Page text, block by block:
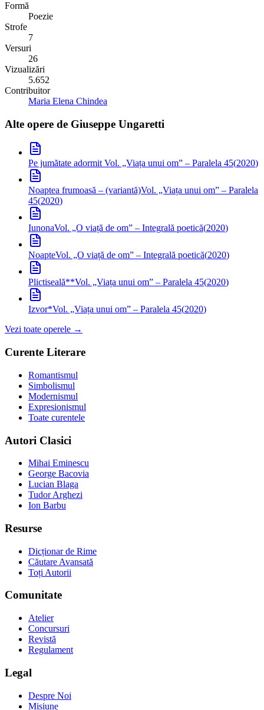
Formă
Poezie
Strofe
7
Versuri
26
Vizualizări
5.652
Contribuitor
Maria Elena Chindea
Alte opere de Giuseppe Ungaretti
Pe jumătate adormitVol. „Viața unui om” – Paralela 45(2020)
Noaptea frumoasă – (variantă)Vol. „Viața unui om” – Paralela
45(2020)
IunonaVol. „O viață de om” – Integrală poetică(2020)
NoapteVol. „O viață de om” – Integrală poetică(2020)
Plictiseală**Vol. „Viața unui om” – Paralela 45(2020)
Izvor*Vol. „Viața unui om” – Paralela 45(2020)
Vezi toate operele →
Curente Literare
Romantismul
Simbolismul
Modernismul
Expresionismul
Toate curentele
Autori Clasici
Mihai Eminescu
George Bacovia
Lucian Blaga
Tudor Arghezi
Ion Barbu
Resurse
Dicționar de Rime
Căutare Avansată
Toți Autorii
Comunitate
Atelier
Concursuri
Revistă
Regulament
Legal
Despre Noi
Misiune